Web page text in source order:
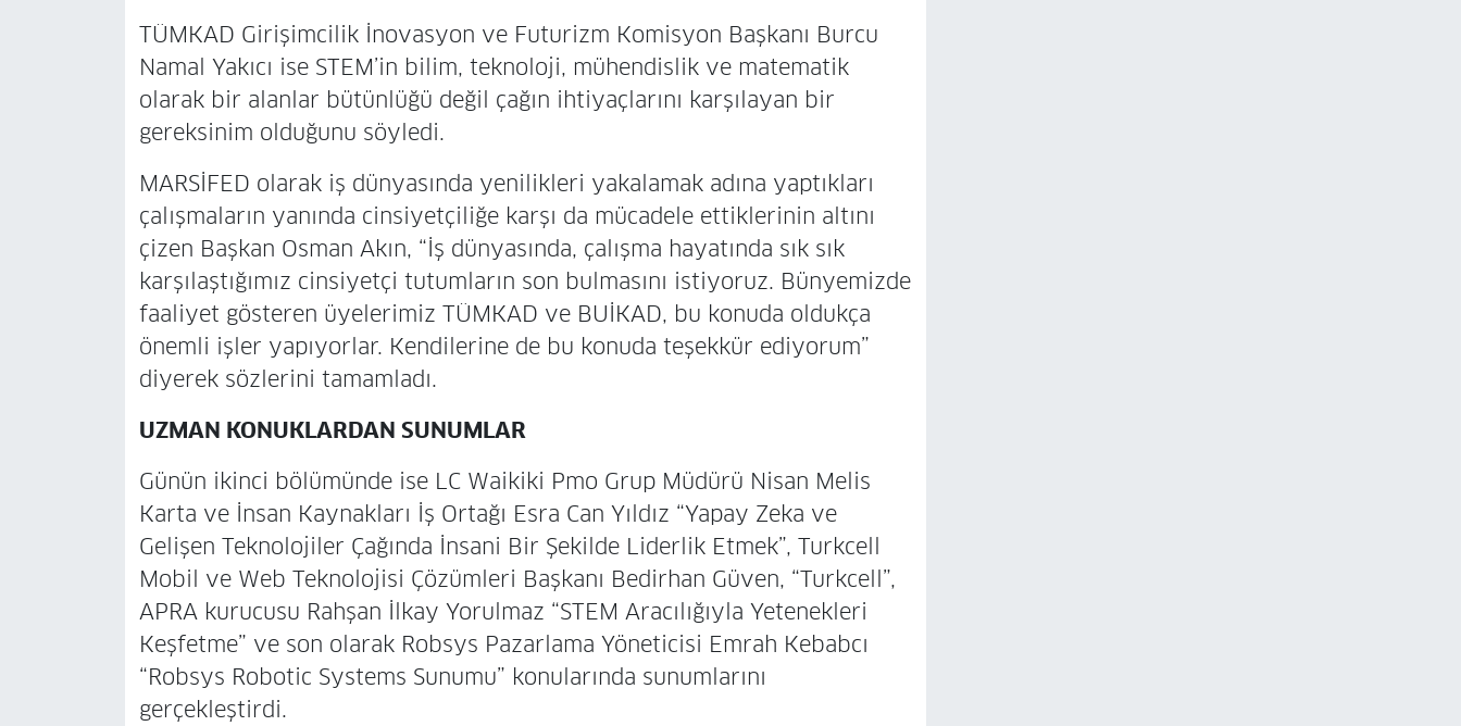
TÜMKAD Girişimcilik İnovasyon ve Futurizm Komisyon Başkanı Burcu
Namal Yakıcı ise STEM’in bilim, teknoloji, mühendislik ve matematik
olarak bir alanlar bütünlüğü değil çağın ihtiyaçlarını karşılayan bir
gereksinim olduğunu söyledi.
MARSİFED olarak iş dünyasında yenilikleri yakalamak adına yaptıkları
çalışmaların yanında cinsiyetçiliğe karşı da mücadele ettiklerinin altını
çizen Başkan Osman Akın, “İş dünyasında, çalışma hayatında sık sık
karşılaştığımız cinsiyetçi tutumların son bulmasını istiyoruz. Bünyemizde
faaliyet gösteren üyelerimiz TÜMKAD ve BUİKAD, bu konuda oldukça
önemli işler yapıyorlar. Kendilerine de bu konuda teşekkür ediyorum”
diyerek sözlerini tamamladı.
UZMAN KONUKLARDAN SUNUMLAR
Günün ikinci bölümünde ise LC Waikiki Pmo Grup Müdürü Nisan Melis
Karta ve İnsan Kaynakları İş Ortağı Esra Can Yıldız “Yapay Zeka ve
Gelişen Teknolojiler Çağında İnsani Bir Şekilde Liderlik Etmek”, Turkcell
Mobil ve Web Teknolojisi Çözümleri Başkanı Bedirhan Güven, “Turkcell”,
APRA kurucusu Rahşan İlkay Yorulmaz “STEM Aracılığıyla Yetenekleri
Keşfetme” ve son olarak Robsys Pazarlama Yöneticisi Emrah Kebabcı
“Robsys Robotic Systems Sunumu” konularında sunumlarını
gerçekleştirdi.